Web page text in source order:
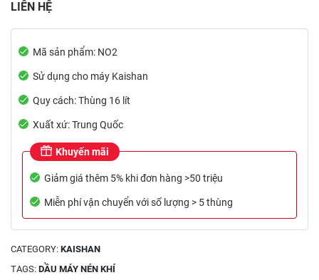
LIÊN HỆ
Mã sản phẩm: NO2
Sử dụng cho máy Kaishan
Quy cách: Thùng 16 lít
Xuất xứ: Trung Quốc
Khuyến mãi
Giảm giá thêm 5% khi đơn hàng >50 triệu
Miễn phí vận chuyển với số lượng > 5 thùng
CATEGORY: KAISHAN
TAGS: DẦU MÁY NÉN KHÍ